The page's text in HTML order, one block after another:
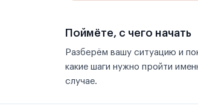
Поймёте, с чего начать
Разберём вашу ситуацию и
какие шаги нужно пройти
случае.